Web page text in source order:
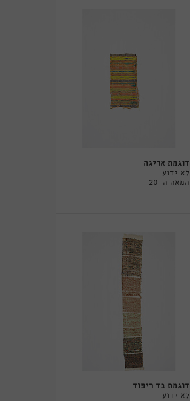
דוגמת אריגה
לא ידוע
המאה ה-20
דוגמת בד ריפוד
לא ידוע